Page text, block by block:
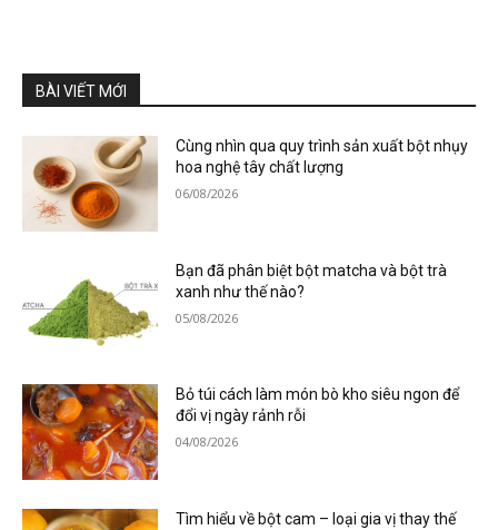
BÀI VIẾT MỚI
Cùng nhìn qua quy trình sản xuất bột nhụy
hoa nghệ tây chất lượng
06/08/2026
Bạn đã phân biệt bột matcha và bột trà
xanh như thế nào?
05/08/2026
Bỏ túi cách làm món bò kho siêu ngon để
đổi vị ngày rảnh rỗi
04/08/2026
Tìm hiểu về bột cam – loại gia vị thay thế